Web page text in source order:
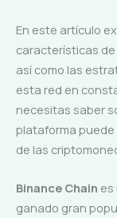
En este artículo
características de
así como las
esta red en
necesitas saber
plataforma
de las
Binance Chain es
ganado gran